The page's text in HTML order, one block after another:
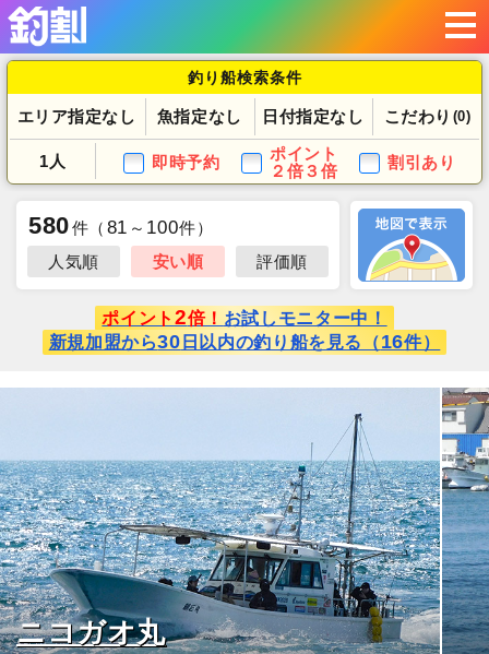
釣り船検索条件
エリア指定なし 魚指定なし 日付指定なし こだわり (0)
1人 即時予約
ポイント
２倍３倍
割引あり
580件 （ 81 ～ 100件）
人気順
安い順 評価順
ポイント 2倍！ お試しモニター中！
新規加盟から30 日以内の釣り船を見る（16件）
ニコガオ丸